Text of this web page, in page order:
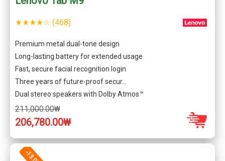
★★★★☆ (468)
Premium metal dual-tone design
Long-lasting battery for extended usage
Fast, secure facial recognition login
Three years of future-proof secur…
Dual stereo speakers with Dolby Atmos™
211,000.00₩
206,780.00₩
-13.0%